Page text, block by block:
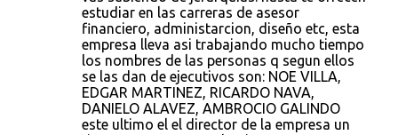
estudiar en las carreras de asesor
financiero, administarcion, diseño etc, esta
empresa lleva asi trabajando mucho tiempo
los nombres de las personas q segun ellos
se las dan de ejecutivos son: NOE VILLA,
EDGAR MARTINEZ, RICARDO NAVA,
DANIELO ALAVEZ, AMBROCIO GALINDO
este ultimo el el director de la empresa un